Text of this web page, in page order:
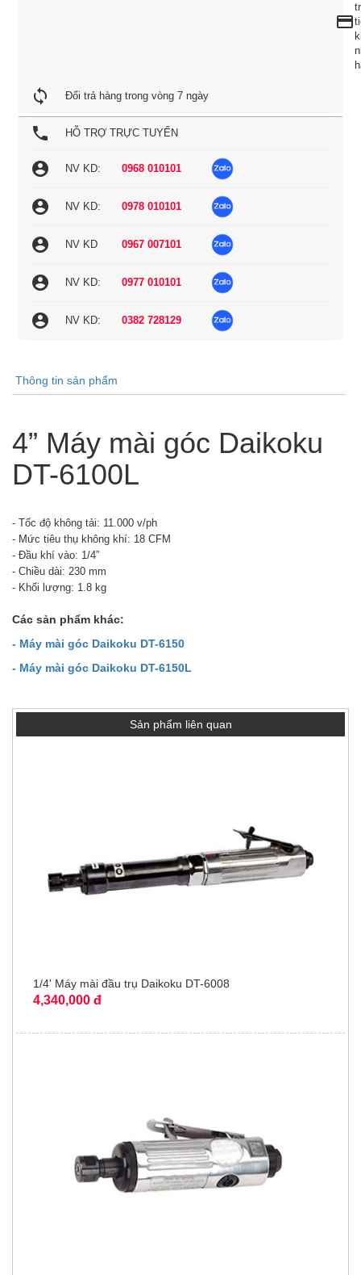
credit_card
loop Đổi trả hàng trong vòng 7 ngày
local_phone HỖ TRỢ TRỰC TUYẾN
account_circle NV KD: 0968 010101
account_circle NV KD: 0978 010101
account_circle NV KD 0967 007101
account_circle NV KD: 0977 010101
account_circle NV KD: 0382 728129
Thông tin sản phẩm
4” Máy mài góc Daikoku
DT-6100L
- Tốc độ không tải: 11.000 v/ph
- Mức tiêu thụ không khí: 18 CFM
- Đầu khí vào: 1/4”
- Chiều dài: 230 mm
- Khối lượng: 1.8 kg
Các sản phẩm khác:
- Máy mài góc Daikoku DT-6150
- Máy mài góc Daikoku DT-6150L
Sản phẩm liên quan
1/4' Máy mài đầu trụ Daikoku DT-6008
4,340,000 đ